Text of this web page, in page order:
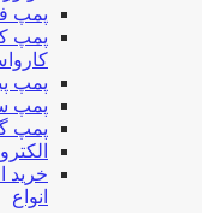
پمپ
پمپ
پمپ
پمپ
پمپ
خرید
انواع